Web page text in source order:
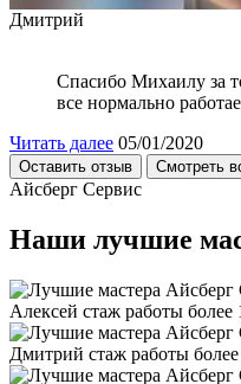
Дмитрий
Спасибо Михаилу за
все нормально
Читать далее 05/01/2020
Оставить отзыв Смотреть
Айсберг Сервис
Наши лучшие
Алексей стаж работы более
Дмитрий стаж работы